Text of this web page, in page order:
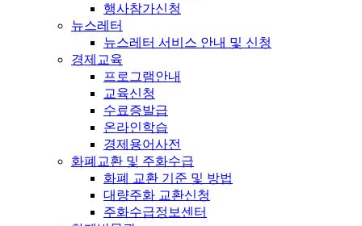
행사참가신청
뉴스레터
뉴스레터 서비스 안내 및 신청
경제교육
프로그램안내
교육신청
수료증발급
온라인학습
경제용어사전
화폐교환 및 주화수급
화폐 교환 기준 및 방법
대량주화 교환신청
주화수급정보센터